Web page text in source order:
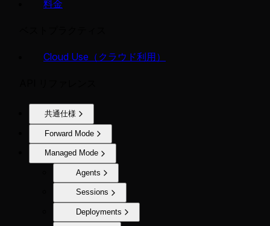
料金
Cloud Use（クラウド利用）
共通仕様
Forward Mode
Managed Mode
Agents
Sessions
Deployments